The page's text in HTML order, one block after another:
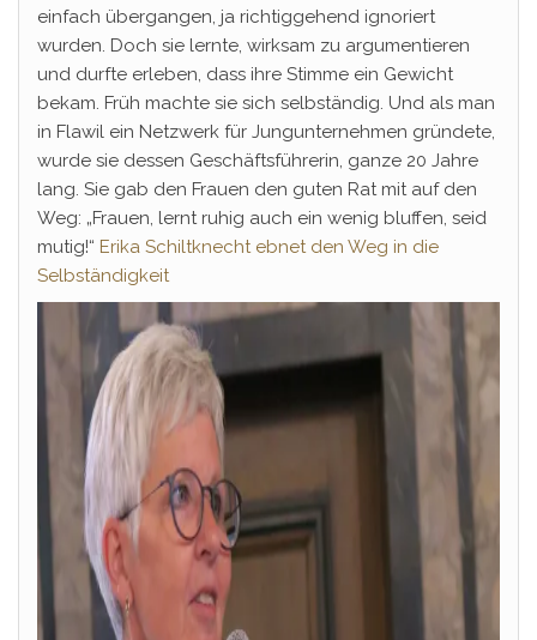
einfach übergangen, ja richtiggehend ignoriert
wurden. Doch sie lernte, wirksam zu argumentieren
und durfte erleben, dass ihre Stimme ein Gewicht
bekam. Früh machte sie sich selbständig. Und als man
in Flawil ein Netzwerk für Jungunternehmen gründete,
wurde sie dessen Geschäftsführerin, ganze 20 Jahre
lang. Sie gab den Frauen den guten Rat mit auf den
Weg: „Frauen, lernt ruhig auch ein wenig bluffen, seid
mutig!“ Erika Schiltknecht ebnet den Weg in die
Selbständigkeit